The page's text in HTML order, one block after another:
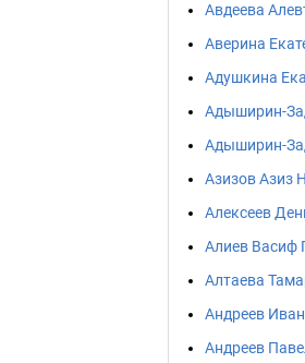
Авдеева
Аверина
Адушкина
Адыширин-
Адыширин-
Азизов Азиз
Алексеев
Алиев Васиф
Алтаева
Андреев
Андреев